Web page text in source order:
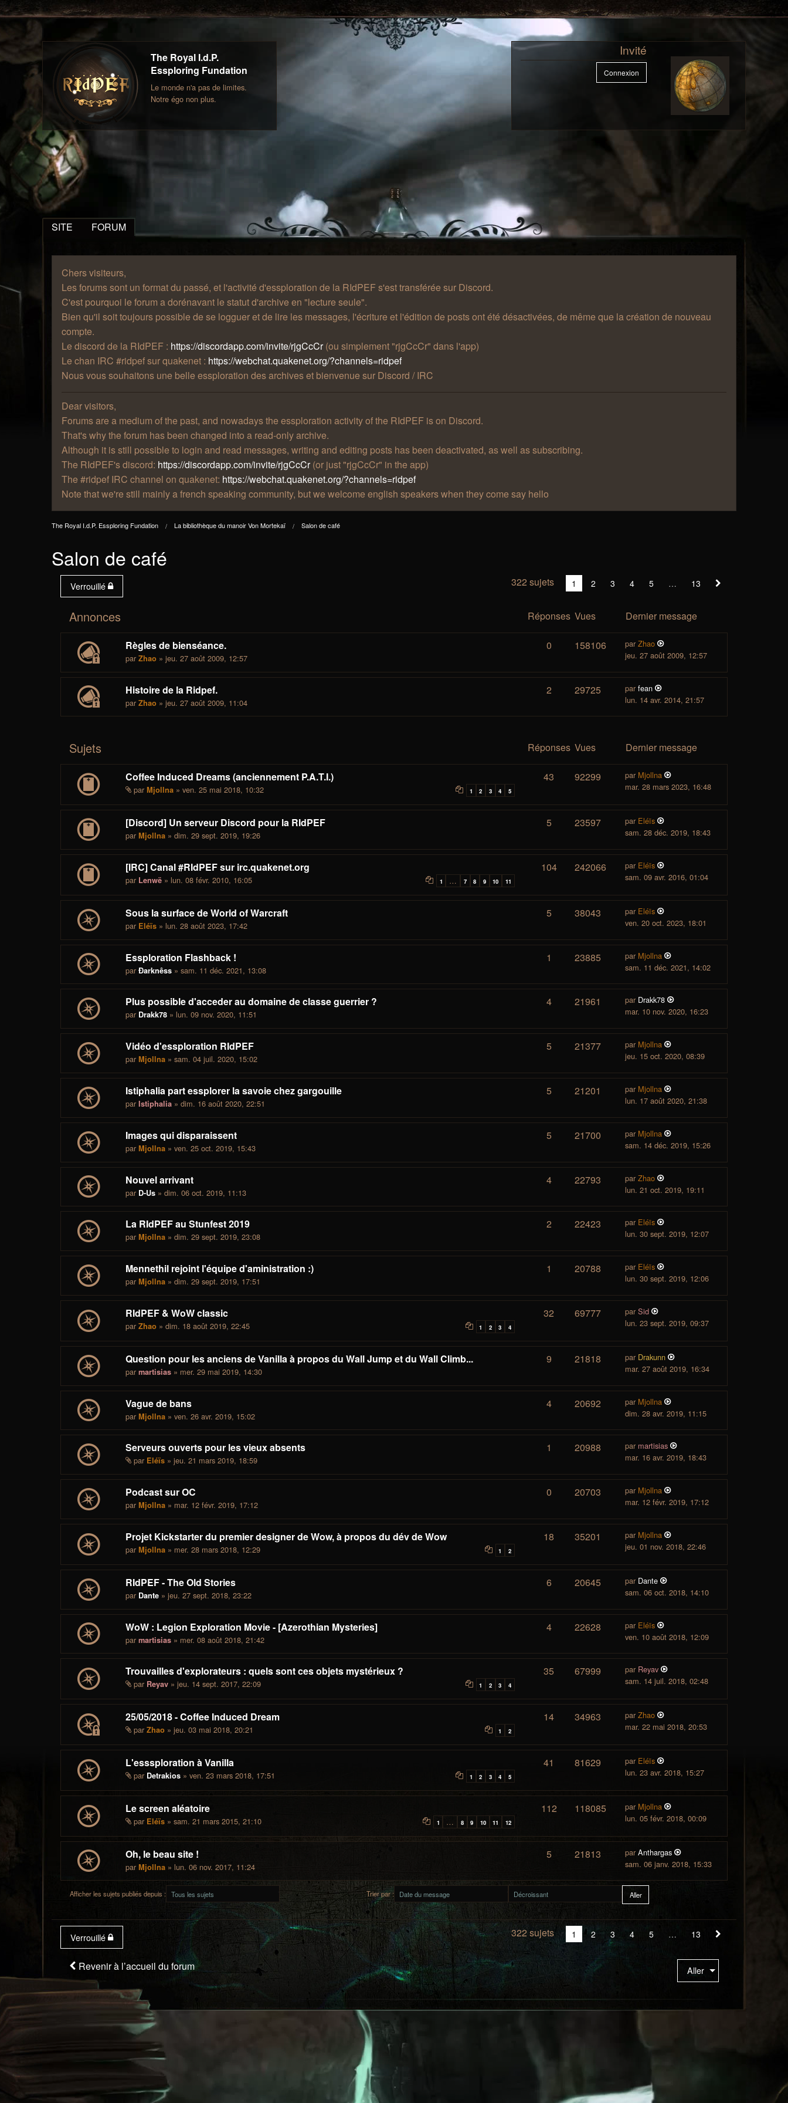
The Royal I.d.P.
Essploring Fundation
Le monde n'a pas de limites.
Notre égo non plus.
Invité
Connexion
SITE FORUM
Chers visiteurs,
Les forums sont un format du passé, et l'activité d'essploration de la RIdPEF s'est transférée sur Discord.
C'est pourquoi le forum a dorénavant le statut d'archive en "lecture seule".
Bien qu'il soit toujours possible de se logguer et de lire les messages, l'écriture et l'édition de posts ont été désactivées, de même que la création de nouveau
compte.
Le discord de la RIdPEF : https://discordapp.com/invite/rjgCcCr(ou simplement "rjgCcCr" dans l'app)
Le chan IRC #ridpef sur quakenet : https://webchat.quakenet.org/?channels=ridpef
Nous vous souhaitons une belle essploration des archives et bienvenue sur Discord / IRC
Dear visitors,
Forums are a medium of the past, and nowadays the essploration activity of the RIdPEF is on Discord.
That's why the forum has been changed into a read-only archive.
Although it is still possible to login and read messages, writing and editing posts has been deactivated, as well as subscribing.
The RIdPEF's discord: https://discordapp.com/invite/rjgCcCr(or just "rjgCcCr" in the app)
The #ridpef IRC channel on quakenet: https://webchat.quakenet.org/?channels=ridpef
Note that we're still mainly a french speaking community, but we welcome english speakers when they come say hello
The Royal I.d.P. Essploring Fundation La bibliothèque du manoir Von Mortekaï Salon de café
Salon de café
Verrouillé 322 sujets
Vous
la
page
1 2 3 4 5 13
Annonces Réponses Vues Dernier message
Règles de bienséance.
par Zhao» jeu. 27 août 2009, 12:57
0 158106 parZhao
jeu. 27 août 2009, 12:57
Histoire de la Ridpef.
par Zhao» jeu. 27 août 2009, 11:04
2 29725 parfean
lun. 14 avr. 2014, 21:57
Sujets Réponses Vues Dernier message
Coffee Induced Dreams (anciennement P.A.T.I.)
1 2 3 4 5
par Mjollna» ven. 25 mai 2018, 10:32
43 92299 par Mjollna
mar. 28 mars 2023, 16:48
[Discord] Un serveur Discord pour la RIdPEF
par Mjollna» dim. 29 sept. 2019, 19:26
5 23597 par Eléïs
sam. 28 déc. 2019, 18:43
[IRC] Canal #RIdPEF sur irc.quakenet.org
1 … 7 8 9 10 11
par Lenwë» lun. 08 févr. 2010, 16:05
104 242066 par Eléïs
sam. 09 avr. 2016, 01:04
Sous la surface de World of Warcraft
par Eléïs» lun. 28 août 2023, 17:42
5 38043 par Eléïs
ven. 20 oct. 2023, 18:01
Essploration Flashback !
par Ðarknêss» sam. 11 déc. 2021, 13:08
1 23885 par Mjollna
sam. 11 déc. 2021, 14:02
Plus possible d'acceder au domaine de classe guerrier ?
par Drakk78» lun. 09 nov. 2020, 11:51
4 21961 par Drakk78
mar. 10 nov. 2020, 16:23
Vidéo d'essploration RIdPEF
par Mjollna» sam. 04 juil. 2020, 15:02
5 21377 par Mjollna
jeu. 15 oct. 2020, 08:39
Istiphalia part essplorer la savoie chez gargouille
par Istiphalia» dim. 16 août 2020, 22:51
5 21201 par Mjollna
lun. 17 août 2020, 21:38
Images qui disparaissent
par Mjollna» ven. 25 oct. 2019, 15:43
5 21700 par Mjollna
sam. 14 déc. 2019, 15:26
Nouvel arrivant
par D-Us» dim. 06 oct. 2019, 11:13
4 22793 parZhao
lun. 21 oct. 2019, 19:11
La RIdPEF au Stunfest 2019
par Mjollna» dim. 29 sept. 2019, 23:08
2 22423 par Eléïs
lun. 30 sept. 2019, 12:07
Mennethil rejoint l'équipe d'aministration :)
par Mjollna» dim. 29 sept. 2019, 17:51
1 20788 par Eléïs
lun. 30 sept. 2019, 12:06
RIdPEF & WoW classic
1 2 3 4
par Zhao» dim. 18 août 2019, 22:45
32 69777 parSid
lun. 23 sept. 2019, 09:37
Question pour les anciens de Vanilla à propos du Wall Jump et du Wall Climb...
par martisias» mer. 29 mai 2019, 14:30
9 21818 par Drakunn
mar. 27 août 2019, 16:34
Vague de bans
par Mjollna» ven. 26 avr. 2019, 15:02
4 20692 par Mjollna
dim. 28 avr. 2019, 11:15
Serveurs ouverts pour les vieux absents
par Eléïs» jeu. 21 mars 2019, 18:59
1 20988 par martisias
mar. 16 avr. 2019, 18:43
Podcast sur OC
par Mjollna» mar. 12 févr. 2019, 17:12
0 20703 par Mjollna
mar. 12 févr. 2019, 17:12
Projet Kickstarter du premier designer de Wow, à propos du dév de Wow
1 2
par Mjollna» mer. 28 mars 2018, 12:29
18 35201 par Mjollna
jeu. 01 nov. 2018, 22:46
RIdPEF - The Old Stories
par Dante» jeu. 27 sept. 2018, 23:22
6 20645 par Dante
sam. 06 oct. 2018, 14:10
WoW : Legion Exploration Movie - [Azerothian Mysteries]
par martisias» mer. 08 août 2018, 21:42
4 22628 par Eléïs
ven. 10 août 2018, 12:09
Trouvailles d'explorateurs : quels sont ces objets mystérieux ?
1 2 3 4
par Reyav» jeu. 14 sept. 2017, 22:09
35 67999 par Reyav
sam. 14 juil. 2018, 02:48
25/05/2018 - Coffee Induced Dream
1 2
par Zhao» jeu. 03 mai 2018, 20:21
14 34963 parZhao
mar. 22 mai 2018, 20:53
L'esssploration à Vanilla
1 2 3 4 5
par Detrakios» ven. 23 mars 2018, 17:51
41 81629 par Eléïs
lun. 23 avr. 2018, 15:27
Le screen aléatoire
1 … 8 9 10 11 12
par Eléïs» sam. 21 mars 2015, 21:10
112 118085 par Mjollna
lun. 05 févr. 2018, 00:09
Oh, le beau site !
par Mjollna» lun. 06 nov. 2017, 11:24
5 21813 parAnthargas
sam. 06 janv. 2018, 15:33
Afficher les sujets publiés depuis : Trier par :
Verrouillé 322 sujets
Vous
1 2 3 4 5 13
Revenir à l’accueil du forum Aller